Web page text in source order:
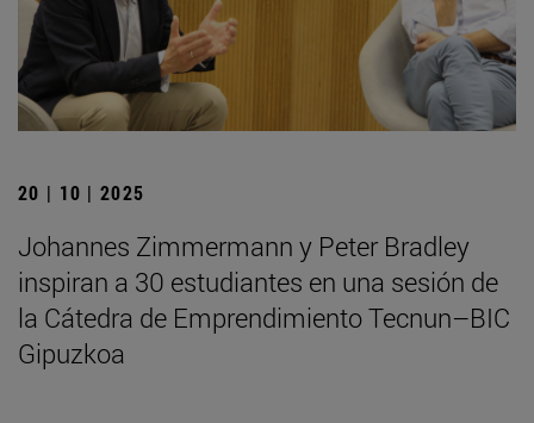
20 | 10 | 2025
Johannes Zimmermann y Peter Bradley
inspiran a 30 estudiantes en una sesión de
la Cátedra de Emprendimiento Tecnun–BIC
Gipuzkoa